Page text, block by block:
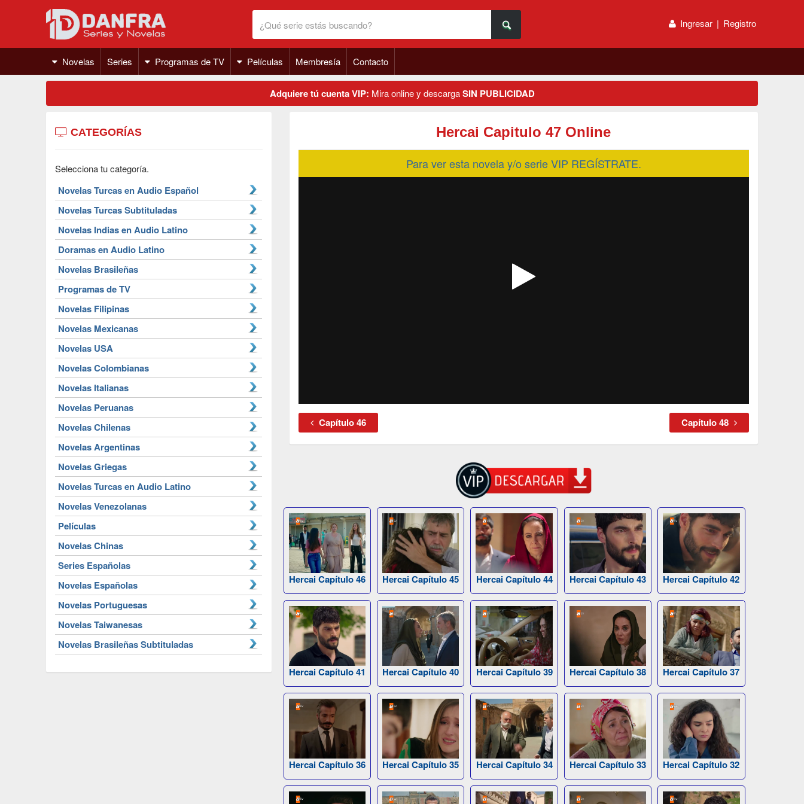
Ingresar | Registro
Novelas Series Programas de TV Películas Membresía Contacto
Adquiere tú cuenta VIP: Mira online y descargaSIN PUBLICIDAD
CATEGORÍAS
Selecciona tu categoría.
Novelas Turcas en Audio Español
Novelas Turcas Subtituladas
Novelas Indias en Audio Latino
Doramas en Audio Latino
Novelas Brasileñas
Programas de TV
Novelas Filipinas
Novelas Mexicanas
Novelas USA
Novelas Colombianas
Novelas Italianas
Novelas Peruanas
Novelas Chilenas
Novelas Argentinas
Novelas Griegas
Novelas Turcas en Audio Latino
Novelas Venezolanas
Películas
Novelas Chinas
Series Españolas
Novelas Españolas
Novelas Portuguesas
Novelas Taiwanesas
Novelas Brasileñas Subtituladas
Hercai Capitulo 47 Online
Para ver esta novela y/o serie VIP REGÍSTRATE.
Capítulo 46 Capítulo 48
Hercai Capítulo 46 Hercai Capítulo 45 Hercai Capítulo 44 Hercai Capítulo 43 Hercai Capítulo 42
Hercai Capítulo 41 Hercai Capítulo 40 Hercai Capítulo 39 Hercai Capítulo 38 Hercai Capítulo 37
Hercai Capítulo 36 Hercai Capítulo 35 Hercai Capítulo 34 Hercai Capítulo 33 Hercai Capítulo 32